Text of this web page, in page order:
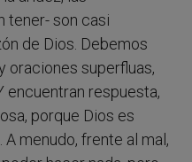
tener- son casi
de Dios. Debemos
oraciones superfluas,
encuentran respuesta,
porque Dios es
menudo, frente al mal,